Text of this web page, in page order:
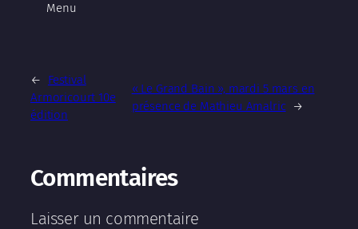
Menu
←
Festival
Armoricourt 10e
édition
« Le Grand Bain », mardi 5 mars en
présence de Mathieu Amalric →
Commentaires
Laisser un commentaire